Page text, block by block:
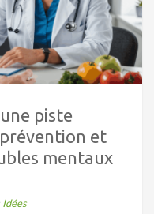
piste
et
mentaux
Idées